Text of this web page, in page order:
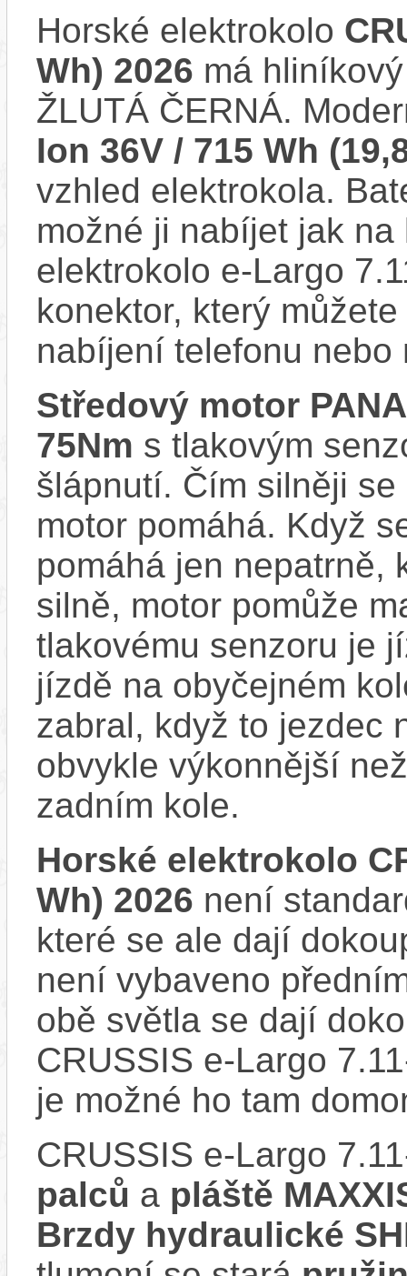
Horské elektrokolo
Wh) 2026 má
ŽLUTÁ ČERNÁ.
Ion 36V / 715 Wh
vzhled elektrokola.
možné ji nabíjet jak
elektrokolo e-Largo
konektor, který
nabíjení telefonu
Středový motor
75Nm s tlakovým
šlápnutí. Čím silněji
motor pomáhá. Když
pomáhá jen nepatrně,
silně, motor pomůže
tlakovému senzoru je
jízdě na obyčejném
zabral, když to jezdec
obvykle výkonnější
zadním kole.
Horské elektrokolo
Wh) 2026 není
které se ale dají
není vybaveno
obě světla se dají
CRUSSIS e-Largo
je možné ho tam
CRUSSIS e-Largo
palců a pláště
Brzdy hydraulické